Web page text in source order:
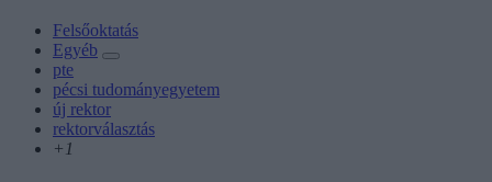
Felsőoktatás
Egyéb
pte
pécsi tudományegyetem
új rektor
rektorválasztás
+1